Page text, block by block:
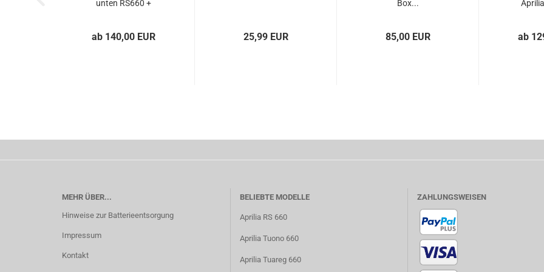
unten RS660 +
ab 140,00 EUR 25,99 EUR
Box...
85,00 EUR ab
MEHR ÜBER...
Hinweise zur Batterieentsorgung
Impressum
Kontakt
BELIEBTE MODELLE
Aprilia RS 660
Aprilia Tuono 660
Aprilia Tuareg 660
ZAHLUNGSWEISEN